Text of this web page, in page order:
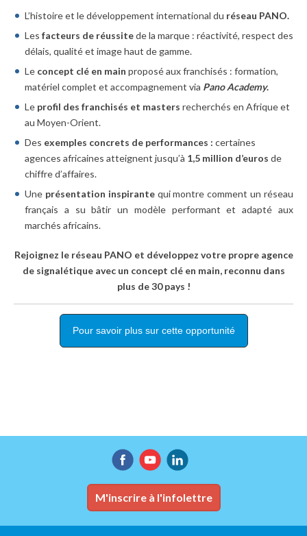
L’histoire et le développement international du réseau PANO.
Les facteurs de réussitede la marque : réactivité, respect des
délais, qualité et image haut de gamme.
Le concept clé en main proposé aux franchisés : formation,
matériel complet et accompagnement via Pano Academy.
Le profil des franchisés et masters recherchés en Afrique et
au Moyen-Orient.
Des exemples concrets de performances : certaines
agences africaines atteignent jusqu’à 1,5 million d’euros de
chiffre d’affaires.
Une présentation inspirantequi montre comment un réseau
français a su bâtir un modèle performant et adapté aux
marchés africains.
Rejoignez le réseau PANO et développez votre propre agence
de signalétique avec un concept clé en main, reconnu dans
plus de 30 pays !
Pour savoir plus sur cette opportunité
M'inscrire à l'infolettre